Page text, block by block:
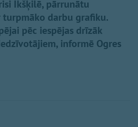
Ikšķilē, pārrunātu
turpmāko darbu grafiku.
pēc iespējas drīzāk
informē Ogres